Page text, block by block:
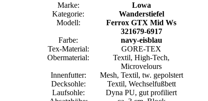
Marke:
Lowa
Kategorie:
Wanderstiefel
Modell:
Ferrox GTX Mid Ws
321679-6917
Farbe:
navy-eisblau
Tex-Material:
GORE-TEX
Obermaterial:
Textil, High-Tech,
Microvelours
Innenfutter:
Mesh, Textil, tw. gepolstert
Decksohle:
Textil, Wechselfußbett
Laufsohle:
Dyna PU, gut profiliert